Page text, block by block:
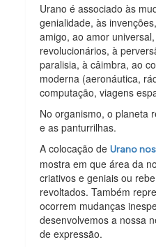
Urano é associado às
genialidade, às
amigo, ao amor
revolucionários, à
paralisia, à câimbra, ao
moderna (aeronáutica,
computação, viagens
No organismo, o planeta
e as panturrilhas.
A colocação deUrano
mostra em que área da
criativos e geniais ou
revoltados. Também
ocorrem mudanças
desenvolvemos a nossa
de expressão.